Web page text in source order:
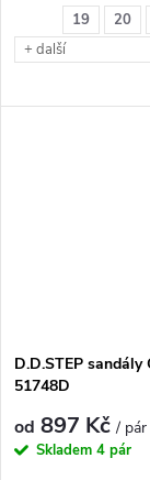
19 20
+ další
D.D.STEP sandály
51748D
od 897 Kč/ pár
Skladem 4 pár